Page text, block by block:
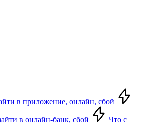
в приложение, онлайн, сбой
в онлайн-банк, сбой Что с